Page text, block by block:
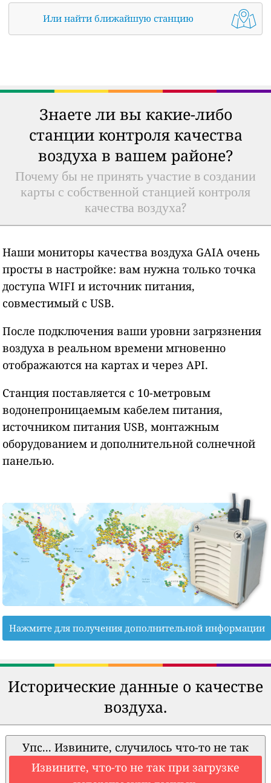
Или найти ближайшую станцию
Знаете ли вы какие-либо
станции контроля качества
воздуха в вашем районе?
Почему бы не принять участие в создании
карты с собственной станцией контроля
качества воздуха?
Наши мониторы качества воздуха GAIA очень
просты в настройке: вам нужна только точка
доступа WIFI и источник питания,
совместимый с USB.
После подключения ваши уровни загрязнения
воздуха в реальном времени мгновенно
отображаются на картах и через API.
Станция поставляется с 10-метровым
водонепроницаемым кабелем питания,
источником питания USB, монтажным
оборудованием и дополнительной солнечной
панелью.
Нажмите для получения дополнительной информации
Исторические данные о качестве
воздуха.
Упс... Извините, случилось что-то не так
Извините, что-то не так при загрузке